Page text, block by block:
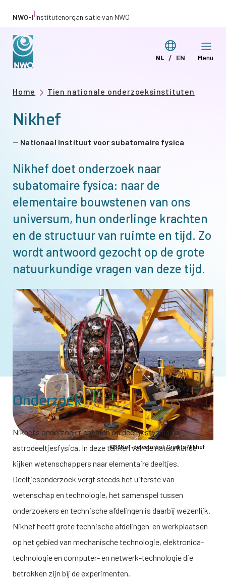
naar
gaan
NWO-I|Institutenorganisatie van NWO
Taal
NL
in
EN
in
Menu
Kruimelpad
Home Tien nationale onderzoeksinstituten
Nikhef
Nationaal instituut voor subatomaire fysica
Nikhef doet onderzoek naar
subatomaire fysica: naar de
elementaire bouwstenen van ons
universum, hun onderlinge krachten
en de structuur van ruimte en tijd. Zo
wordt antwoord gezocht op de grote
natuurkundige vragen van deze tijd.
Afbeelding
KM3NeT-detectorbol. Credits Nikhef
Onderzoek
Nikhef’s onderzoek richt zich op deeltjesfysica en
astrodeeltjesfysica. In deze takken van de natuurkunde
kijken wetenschappers naar elementaire deeltjes.
Deeltjesonderzoek vergt steeds het uiterste van
wetenschap en technologie, het samenspel tussen
onderzoekers en technische afdelingen is daarbij wezenlijk.
Nikhef heeft grote technische afdelingen en werkplaatsen
op het gebied van mechanische technologie, elektronica-
technologie en computer- en netwerk-technologie die
betrokken zijn bij de experimenten.